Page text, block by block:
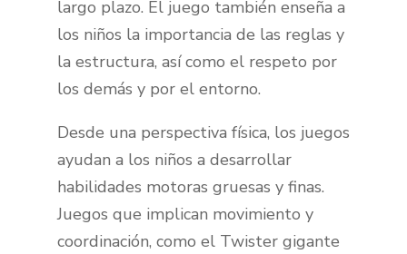
largo plazo. El juego también enseña a
los niños la importancia de las reglas y
la estructura, así como el respeto por
los demás y por el entorno.
Desde una perspectiva física, los juegos
ayudan a los niños a desarrollar
habilidades motoras gruesas y finas.
Juegos que implican movimiento y
coordinación, como el Twister gigante